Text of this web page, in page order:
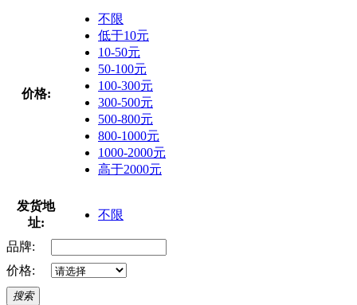
价格:
不限
低于10元
10-50元
50-100元
100-300元
300-500元
500-800元
800-1000元
1000-2000元
高于2000元
发货地
址:
不限
品牌:
价格:
搜索